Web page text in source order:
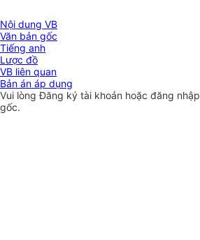
Nội dung VB
Văn bản gốc
Tiếng anh
Lược đồ
VB liên quan
Bản án áp dụng
Vui lòngĐăng ký tài khoản hoặc đăng nhập
gốc.